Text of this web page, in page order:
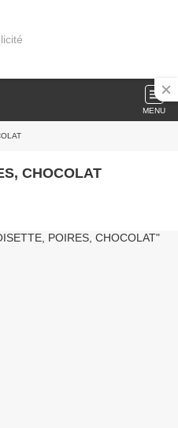
MENU
CHOCOLAT